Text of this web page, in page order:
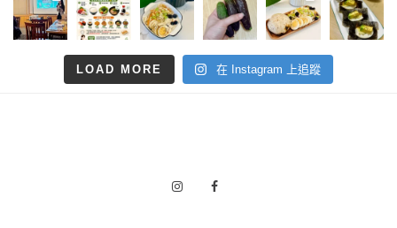
LOAD MORE 在 Instagram 上追蹤